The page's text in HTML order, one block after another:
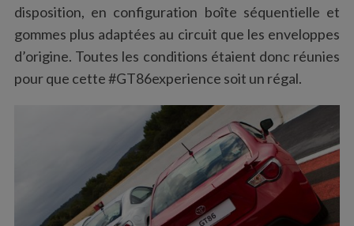
disposition, en configuration boîte séquentielle et
gommes plus adaptées au circuit que les enveloppes
d’origine. Toutes les conditions étaient donc réunies
pour que cette #GT86experience soit un régal.